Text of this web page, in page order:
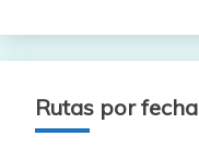
Rutas por fecha